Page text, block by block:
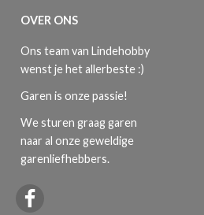
OVER ONS
Ons team van Lindehobby
wenst je het allerbeste :)
Garen is onze passie!
We sturen graag garen
naar al onze geweldige
garenliefhebbers.